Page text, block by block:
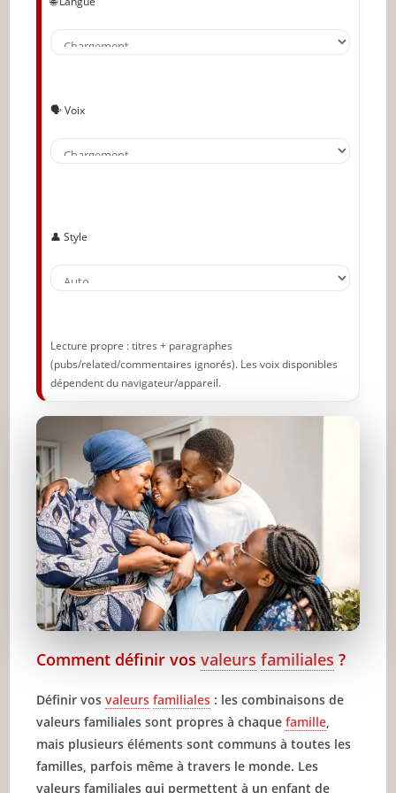
Articles recommandés
🗣️ Voix
👤 Style
Lecture propre : titres + paragraphes
(pubs/related/commentaires ignorés). Les voix disponibles
dépendent du navigateur/appareil.
Comment définir vosvaleurs familiales ?
Définir vosvaleurs familiales : les combinaisons de
valeurs familiales sont propres à chaquefamille,
mais plusieurs éléments sont communs à toutes les
familles, parfois même à travers le monde. Les
valeurs familiales qui permettent à un enfant de